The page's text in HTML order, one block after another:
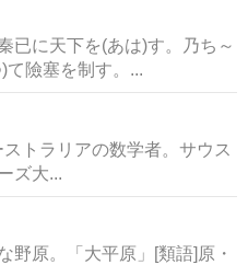
已に天下を(あは)す。乃ち～
險塞を制す。...
トラリアの数学者。サウス
ズ大...
野原。「大平原」[類語]原・